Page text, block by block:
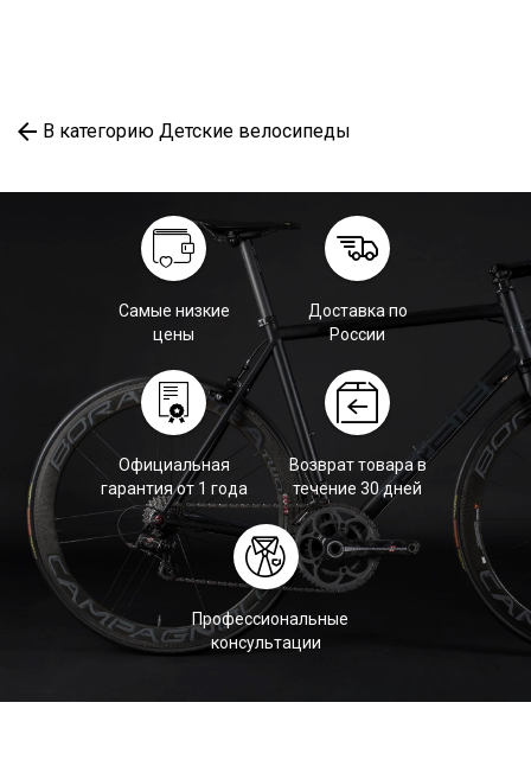
В категорию Детские велосипеды
Самые низкие
цены
Доставка по
России
Официальная
гарантия от 1 года
Возврат товара в
течение 30 дней
Профессиональные
консультации